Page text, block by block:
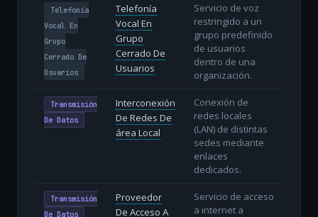
Telefonía
Vocal En
Grupo
Cerrado De
Usuarios
Telefonía
Vocal En
Grupo
Cerrado De
Usuarios
Servicio de voz
restringido a un
grupo predefinido
de usuarios
dentro de una
organización.
Transmisión
De Datos
Interconexión
De Redes De
área Local
Conexión de
redes locales
(LAN) de distintas
sedes mediante
enlaces
dedicados.
Transmisión
De Datos
Proveedor
De Acceso A
Servicio de acceso
a internet a